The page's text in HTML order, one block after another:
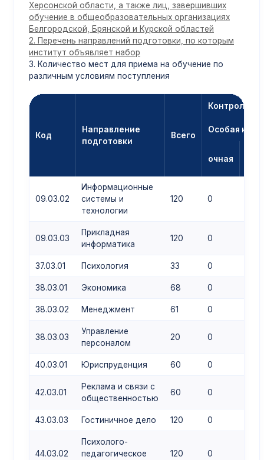
Херсонской области, а также лиц, завершивших
обучение в общеобразовательных организациях
Белгородской, Брянской и Курской областей
2. Перечень направлений подготовки, по которым
институт объявляет набор
3. Количество мест для приема на обучение по
различным условиям поступления
Код
Направление
подготовки
Всего
Особая
очная
09.03.02
Информационные
системы и
технологии
120 0
09.03.03
Прикладная
информатика
120 0
37.03.01 Психология 33 0
38.03.01 Экономика 68 0
38.03.02 Менеджмент 61 0
38.03.03
Управление
персоналом
20 0
40.03.01 Юриспруденция 60 0
42.03.01
Реклама и связи с
общественностью
60 0
43.03.03 Гостиничное дело 120 0
44.03.02
Психолого-
педагогическое
120 0